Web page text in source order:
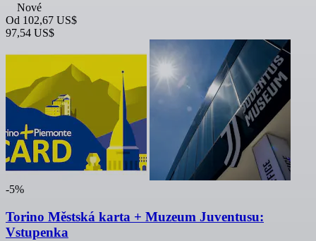
Nové
Od 102,67 US$
97,54 US$
-5%
Torino Městská karta + Muzeum Juventusu:
Vstupenka